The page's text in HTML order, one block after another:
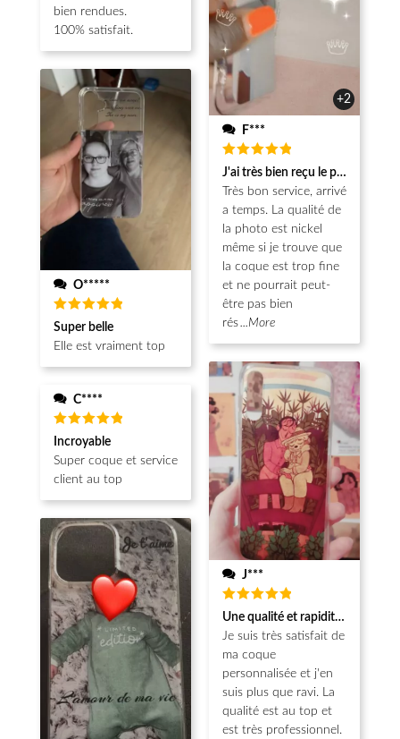
bien rendues.
100% satisfait.
O*****
Note 5
sur 5
Super belle
Elle est vraiment top
C****
Note5
sur 5
Incroyable
Super coque et service
client au top
+2
F***
Note5
sur 5
J'ai très bien reçu le produit.
Très bon service, arrivé
a temps. La qualité de
la photo est nickel
même si je trouve que
la coque est trop fine
et ne pourrait peut-
être pas bien
rés...More
J***
Note5
sur 5
Une qualité et rapidité au top!
Je suis très satisfait de
ma coque
personnalisée et j'en
suis plus que ravi. La
qualité est au top et
est très professionnel.